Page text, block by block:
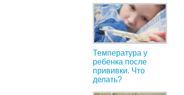
Температура у
ребенка после
прививки. Что
делать?